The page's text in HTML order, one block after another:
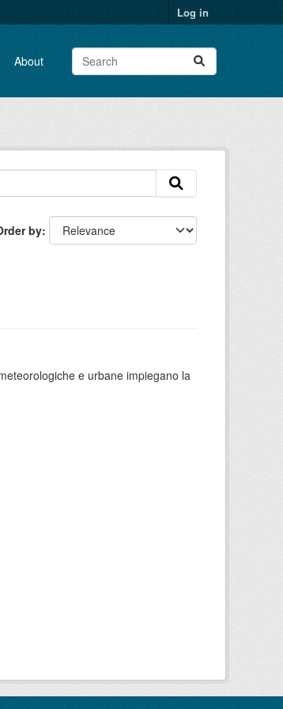
Log in
About
by
e urbane impiegano la